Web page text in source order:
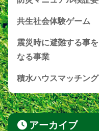
共生社会体験ゲーム
震災時に避難する事
なる事業
積水ハウスマッチン
アーカイブ